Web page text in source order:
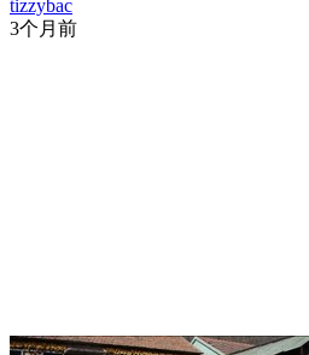
tizzybac
3个月前